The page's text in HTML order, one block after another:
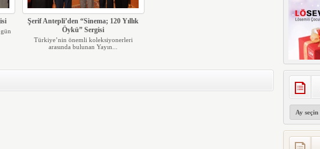
Şerif Antepli’den “Sinema; 120 Yıllık
Öykü” Sergisi
Türkiye’nin önemli koleksiyonerleri
arasında bulunan Yayın...